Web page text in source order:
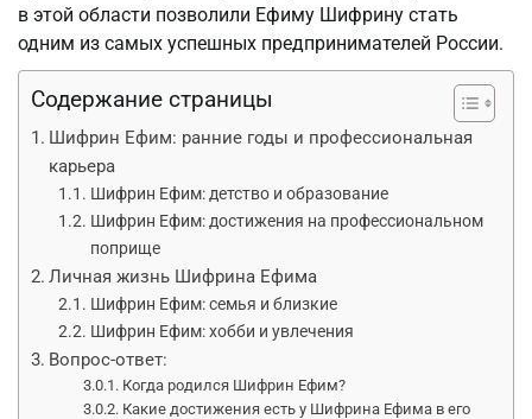
в этой области позволили Ефиму Шифрину стать
одним из самых успешных предпринимателей России.
Содержание страницы
Шифрин Ефим: ранние годы и профессиональная
карьера
Шифрин Ефим: детство и образование
Шифрин Ефим: достижения на профессиональном
поприще
Личная жизнь Шифрина Ефима
Шифрин Ефим: семья и близкие
Шифрин Ефим: хобби и увлечения
Вопрос-ответ:
Когда родился Шифрин Ефим?
Какие достижения есть у Шифрина Ефима в его